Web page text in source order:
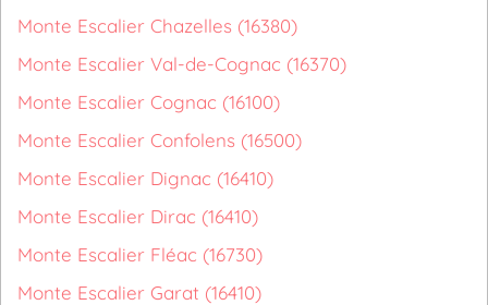
Monte Escalier Chazelles (16380)
Monte Escalier Val-de-Cognac (16370)
Monte Escalier Cognac (16100)
Monte Escalier Confolens (16500)
Monte Escalier Dignac (16410)
Monte Escalier Dirac (16410)
Monte Escalier Fléac (16730)
Monte Escalier Garat (16410)